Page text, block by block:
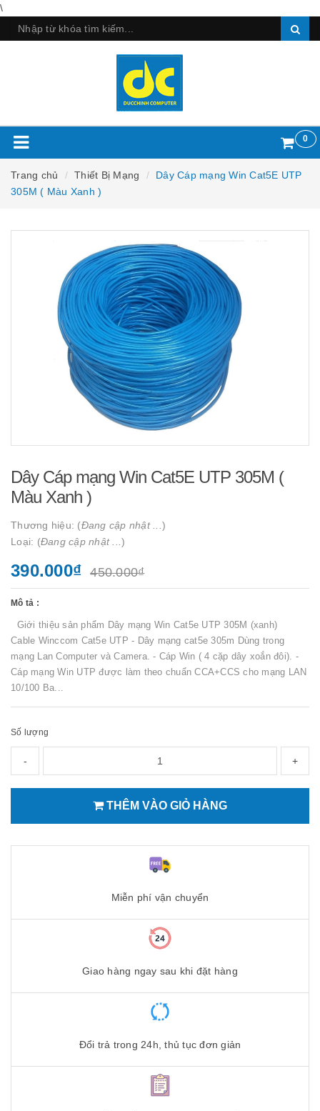
\
0
Trang chủ Thiết Bị Mạng
Dây Cáp mạng Win Cat5E UTP
305M ( Màu Xanh )
Dây Cáp mạng Win Cat5E UTP 305M (
Màu Xanh )
Thương hiệu: (Đang cập nhật ... )
Loại: (Đang cập nhật ... )
390.000₫ 450.000₫
Mô tả :
Giới thiệu sản phẩm Dây mạng Win Cat5e UTP 305M (xanh)
Cable Winccom Cat5e UTP - Dây mạng cat5e 305m Dùng trong
mạng Lan Computer và Camera. - Cáp Win ( 4 cặp dây xoắn đôi). -
Cáp mạng Win UTP được làm theo chuẩn CCA+CCS cho mạng LAN
10/100 Ba...
Số lượng
- +
THÊM VÀO GIỎ HÀNG
Miễn phí vận chuyển
Giao hàng ngay sau khi đặt hàng
Đổi trả trong 24h, thủ tục đơn giản